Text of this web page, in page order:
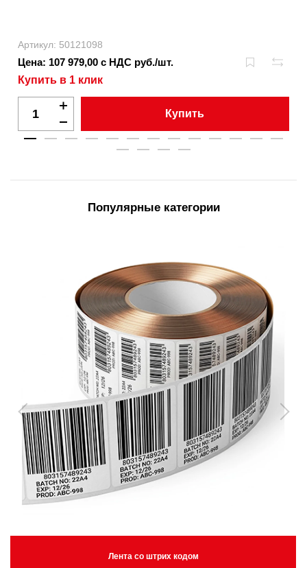
Артикул: 50121098
Цена: 107 979,00 с НДС руб./шт.
Купить в 1 клик
Купить
Популярные категории
Лента со штрих кодом